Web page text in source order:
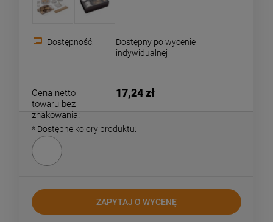
Dostępność:
Dostępny po wycenie
indywidualnej
Cena netto
towaru bez
znakowania:
17,24 zł
* Dostępne kolory produktu:
ZAPYTAJ O WYCENĘ